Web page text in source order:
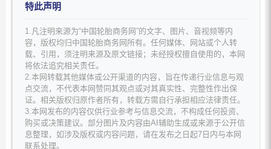
特此声明
1.凡注明来源为“中国轮胎商务网”的文字、图片、音视频等内
容，版权均归中国轮胎商务网所有。任何媒体、网站或个人转
载、引用，须注明来源及原文链接；未经授权擅自使用的，本网
将依法追究相关责任。
2.本网转载其他媒体或公开渠道的内容，旨在传递行业信息与观
点交流，不代表本网赞同其观点或对其真实性、完整性作出保
证。相关版权归原作者所有，转载方需自行承担相应法律责任。
3.本网发布的内容仅供行业参考与信息交流，不构成任何投资、
购买或决策建议。部分图片及内容由AI辅助生成或来源于公开信
息整理，如涉及版权或内容问题，请在发布之日起7日内与本网
联系处理。